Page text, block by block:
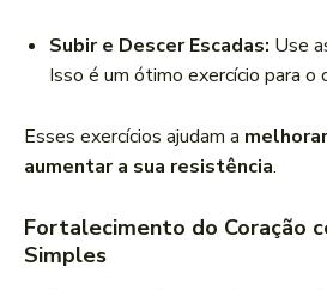
Subir e Descer Escadas: Use
Isso é um ótimo exercício para o
Esses exercícios ajudam a
aumentar a sua resistência.
Fortalecimento do Coração
Simples